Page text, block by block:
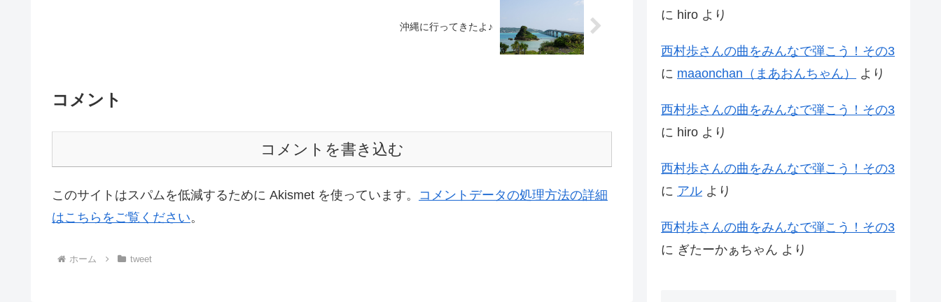
沖縄に行ってきたよ♪
コメント
コメントを書き込む
このサイトはスパムを低減するために Akismet を使っています。 コメントデータの処理方法の詳細
はこちらをご覧ください。
ホーム tweet
に hiro より
西村歩さんの曲をみんなで弾こう！その3
に maaonchan（まあおんちゃん） より
西村歩さんの曲をみんなで弾こう！その3
に hiro より
西村歩さんの曲をみんなで弾こう！その3
に アル より
西村歩さんの曲をみんなで弾こう！その3
に ぎたーかぁちゃん より